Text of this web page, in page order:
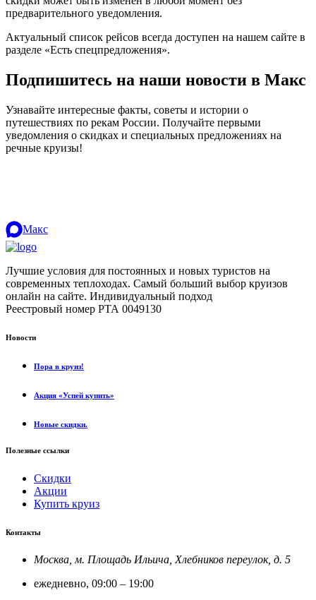
предварительного уведомления.
Актуальный список рейсов всегда доступен на нашем сайте в
разделе «Есть спецпредложения».
Подпишитесь на наши новости в Макс
Узнавайте интересные факты, советы и истории о
путешествиях по рекам России. Получайте первыми
уведомления о скидках и специальных предложениях на
речные круизы!
Макс
Лучшие условия для постоянных и новых туристов на
современных теплоходах. Самый больший выбор круизов
онлайн на сайте. Индивидуальный подход
Реестровый номер РТА 0049130
Новости
Пора в круиз!
Акция «Успей купить»
Новые скидки.
Полезные ссылки
Скидки
Акции
Купить круиз
Контакты
Москва, м. Площадь Ильича, Хлебников переулок, д. 5
ежедневно, 09:00 – 19:00